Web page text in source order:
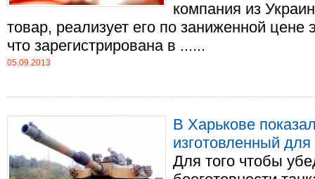
компания из
товар, реализует его по заниженной цене
что зарегистрирована в ......
05.09.2013
В Харькове
изготовленный
Для того чтобы